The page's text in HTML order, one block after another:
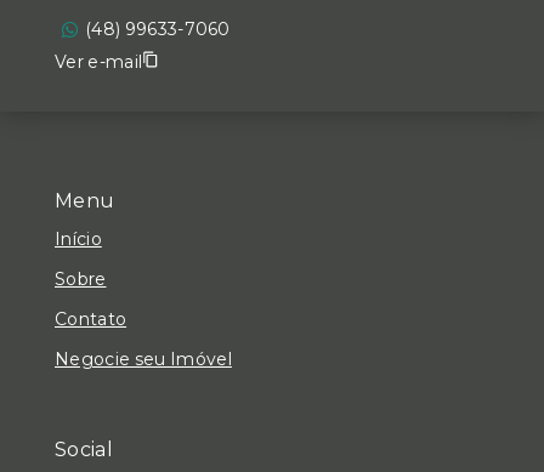
Menu
Início
Sobre
Contato
Negocie seu Imóvel
Social
(48) 99633-7060
Ver e-mail